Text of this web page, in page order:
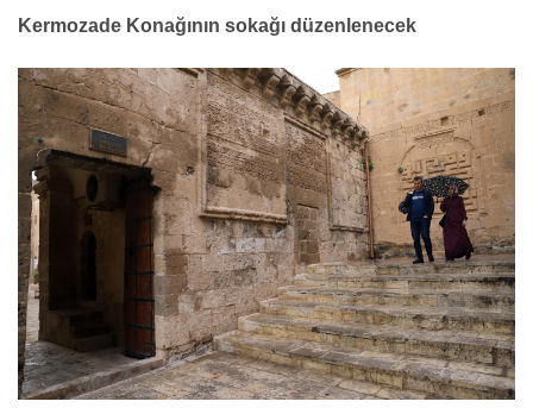
Kermozade Konağının sokağı düzenlenecek